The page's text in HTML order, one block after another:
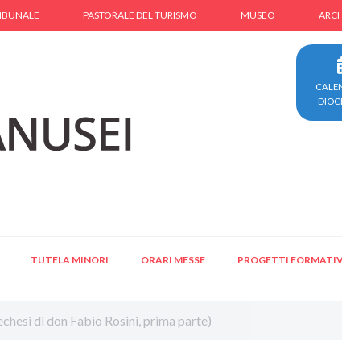
PASTORALE DEL TURISMO MUSEO
TUTELA MINORI ORARI MESSE PROGETTI
di don Fabio Rosini, prima parte)